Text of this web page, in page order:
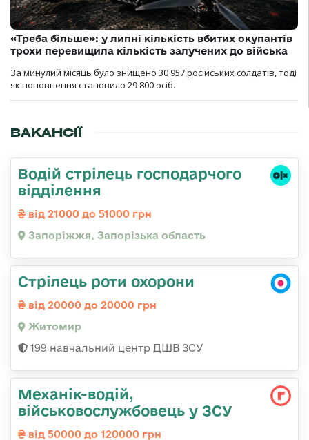
«Треба більше»: у липні кількість вбитих окупантів
трохи перевищила кількість залучених до війська
За минулий місяць було знищено 30 957 російських солдатів, тоді
як поповнення становило 29 800 осіб.
ВАКАНСІЇ
Водій стрілець господарчого
відділення
від 21000 до 51000 грн
Запоріжжя, Запорізька область
Стрілець роти охорони
від 20000 до 20000 грн
Житомир
199 навчальний центр ДШВ ЗСУ
Механік-водій,
військовослужбовець у ЗСУ
від 50000 до 120000 грн